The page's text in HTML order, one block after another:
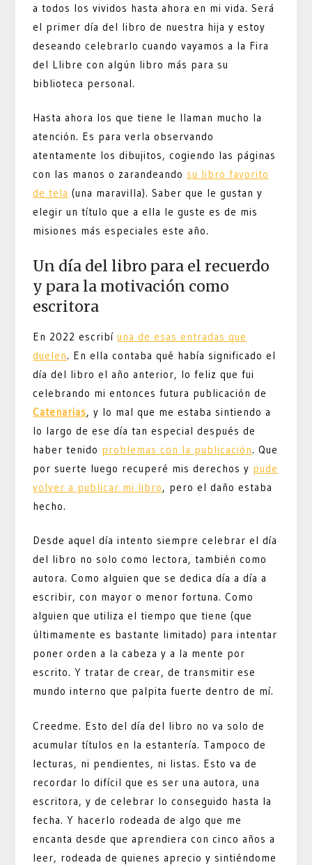
a todos los vividos hasta ahora en mi vida. Será
el primer día del libro de nuestra hija y estoy
deseando celebrarlo cuando vayamos a la Fira
del Llibre con algún libro más para su
biblioteca personal.
Hasta ahora los que tiene le llaman mucho la
atención. Es para verla observando
atentamente los dibujitos, cogiendo las páginas
con las manos o zarandeando su libro favorito
de tela (una maravilla). Saber que le gustan y
elegir un título que a ella le guste es de mis
misiones más especiales este año.
Un día del libro para el recuerdo
y para la motivación como
escritora
En 2022 escribíuna de esas entradas que
duelen. En ella contaba qué había significado el
día del libro el año anterior, lo feliz que fui
celebrando mi entonces futura publicación de
Catenarias, y lo mal que me estaba sintiendo a
lo largo de ese día tan especial después de
haber tenido problemas con la publicación. Que
por suerte luego recuperé mis derechos y pude
volver a publicar mi libro, pero el daño estaba
hecho.
Desde aquel día intento siempre celebrar el día
del libro no solo como lectora, también como
autora. Como alguien que se dedica día a día a
escribir, con mayor o menor fortuna. Como
alguien que utiliza el tiempo que tiene (que
últimamente es bastante limitado) para intentar
poner orden a la cabeza y a la mente por
escrito. Y tratar de crear, de transmitir ese
mundo interno que palpita fuerte dentro de mí.
Creedme. Esto del día del libro no va solo de
acumular títulos en la estantería. Tampoco de
lecturas, ni pendientes, ni listas. Esto va de
recordar lo difícil que es ser una autora, una
escritora, y de celebrar lo conseguido hasta la
fecha. Y hacerlo rodeada de algo que me
encanta desde que aprendiera con cinco años a
leer, rodeada de quienes aprecio y sintiéndome